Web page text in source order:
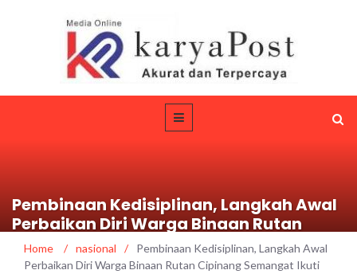
Pembinaan Kedisiplinan, Langkah Awal
Perbaikan Diri Warga Binaan Rutan
Cipinang Semangat Ikuti Training Batch
Bimgiat Ke- 17
Home / nasional /
Pembinaan Kedisiplinan, Langkah Awal
Perbaikan Diri Warga Binaan Rutan Cipinang Semangat Ikuti